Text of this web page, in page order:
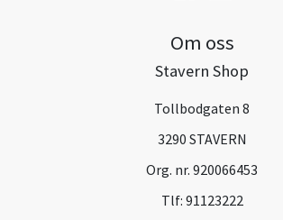
Om oss
Stavern Shop
Tollbodgaten 8
3290 STAVERN
Org. nr. 920066453
Tlf: 91123222